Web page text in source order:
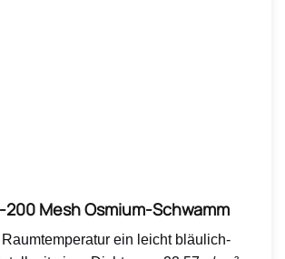
200 Mesh Osmium-Schwamm
ein leicht bläulich-